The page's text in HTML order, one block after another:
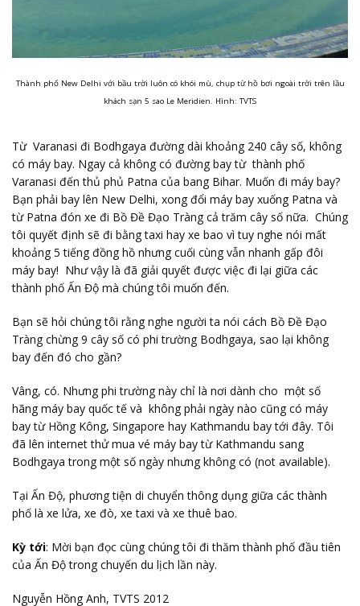
Thành phố New Delhi với bầu trời luôn có khói mù, chụp từ hồ bơi ngoài trời trên lầu
khách sạn 5 sao Le Meridien. Hình: TVTS
Từ Varanasi đi Bodhgaya đường dài khoảng 240 cây số, không
có máy bay. Ngay cả không có đường bay từ thành phố
Varanasi đến thủ phủ Patna của bang Bihar. Muốn đi máy bay?
Bạn phải bay lên New Delhi, xong đổi máy bay xuống Patna và
từ Patna đón xe đi Bồ Đề Đạo Tràng cả trăm cây số nữa. Chúng
tôi quyết định sẽ đi bằng taxi hay xe bao vì tuy nghe nói mất
khoảng 5 tiếng đồng hồ nhưng cuối cùng vẫn nhanh gấp đôi
máy bay! Như vậy là đã giải quyết được việc đi lại giữa các
thành phố Ấn Độ mà chúng tôi muốn đến.
Bạn sẽ hỏi chúng tôi rằng nghe người ta nói cách Bồ Đề Đạo
Tràng chừng 9 cây số có phi trường Bodhgaya, sao lại không
bay đến đó cho gần?
Vâng, có. Nhưng phi trường này chỉ là nơi dành cho một số
hãng máy bay quốc tế và không phải ngày nào cũng có máy
bay từ Hồng Kông, Singapore hay Kathmandu bay tới đây. Tôi
đã lên internet thử mua vé máy bay từ Kathmandu sang
Bodhgaya trong một số ngày nhưng không có (not available).
Tại Ấn Độ, phương tiện di chuyển thông dụng giữa các thành
phố là xe lửa, xe đò, xe taxi và xe thuê bao.
Kỳ tới: Mời bạn đọc cùng chúng tôi đi thăm thành phố đầu tiên
của Ấn Độ trong chuyến du lịch lần này.
Nguyễn Hồng Anh, TVTS 2012